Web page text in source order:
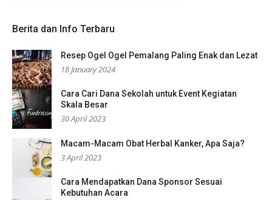
Berita dan Info Terbaru
Resep Ogel Ogel Pemalang Paling Enak dan Lezat
18 January 2024
Cara Cari Dana Sekolah untuk Event Kegiatan
Skala Besar
30 April 2023
Macam-Macam Obat Herbal Kanker, Apa Saja?
3 April 2023
Cara Mendapatkan Dana Sponsor Sesuai
Kebutuhan Acara